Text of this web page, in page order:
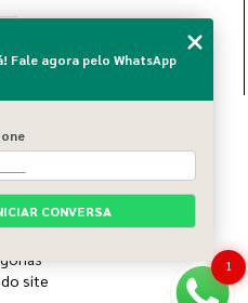
nós
do site
1
Fale agora pelo WhatsApp
CONVERSA